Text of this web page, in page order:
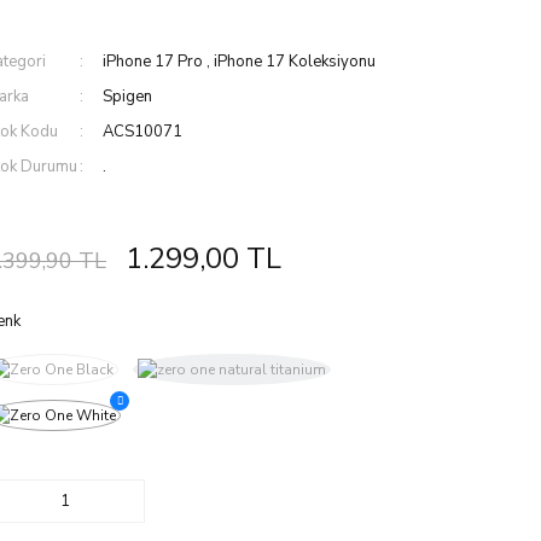
iPhone 17 Pro ,iPhone 17 Koleksiyonu
Spigen
Kodu
ACS10071
Durumu
.
TL 1.299,00 TL